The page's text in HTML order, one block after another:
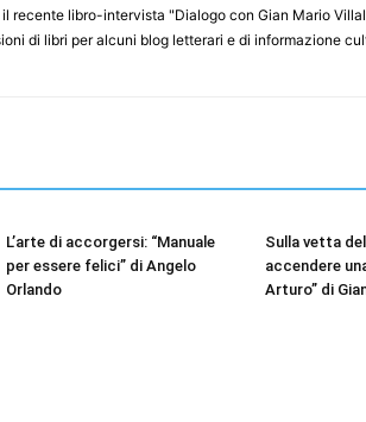
recente libro-intervista "Dialogo con Gian Mario
di libri per alcuni blog letterari e di informazione
L’arte di accorgersi: “Manuale
per essere felici” di Angelo
Orlando
Sulla vetta
accendere
Arturo” di